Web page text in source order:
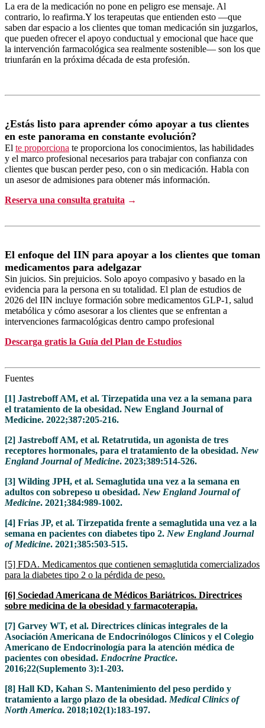
La era de la medicación no pone en peligro ese mensaje. Al
contrario, lo reafirma.Y los terapeutas que entienden esto —que
saben dar espacio a los clientes que toman medicación sin juzgarlos,
que pueden ofrecer el apoyo conductual y emocional que hace que
la intervención farmacológica sea realmente sostenible— son los que
triunfarán en la próxima década de esta profesión.
¿Estás listo para aprender cómo apoyar a tus clientes
en este panorama en constante evolución?
El te proporciona te proporciona los conocimientos, las habilidades
y el marco profesional necesarios para trabajar con confianza con
clientes que buscan perder peso, con o sin medicación. Habla con
un asesor de admisiones para obtener más información.
Reserva una consulta gratuita →
El enfoque del IIN para apoyar a los clientes que toman
medicamentos para adelgazar
Sin juicios. Sin prejuicios. Solo apoyo compasivo y basado en la
evidencia para la persona en su totalidad. El plan de estudios de
2026 del IIN incluye formación sobre medicamentos GLP-1, salud
metabólica y cómo asesorar a los clientes que se enfrentan a
intervenciones farmacológicas dentro campo profesional
Descarga gratis la Guía del Plan de Estudios
Fuentes
[1] Jastreboff AM, et al. Tirzepatida una vez a la semana para
el tratamiento de la obesidad. New England Journal of
Medicine. 2022;387:205-216.
[2] Jastreboff AM, et al. Retatrutida, un agonista de tres
receptores hormonales, para el tratamiento de la obesidad. New
England Journal of Medicine. 2023;389:514-526.
[3] Wilding JPH, et al. Semaglutida una vez a la semana en
adultos con sobrepeso u obesidad. New England Journal of
Medicine. 2021;384:989-1002.
[4] Frias JP, et al. Tirzepatida frente a semaglutida una vez a la
semana en pacientes con diabetes tipo 2. New England Journal
of Medicine. 2021;385:503-515.
[5] FDA. Medicamentos que contienen semaglutida comercializados
para la diabetes tipo 2 o la pérdida de peso.
[6] Sociedad Americana de Médicos Bariátricos. Directrices
sobre medicina de la obesidad y farmacoterapia.
[7] Garvey WT, et al. Directrices clínicas integrales de la
Asociación Americana de Endocrinólogos Clínicos y el Colegio
Americano de Endocrinología para la atención médica de
pacientes con obesidad. Endocrine Practice.
2016;22(Suplemento 3):1-203.
[8] Hall KD, Kahan S. Mantenimiento del peso perdido y
tratamiento a largo plazo de la obesidad. Medical Clinics of
North America. 2018;102(1):183-197.